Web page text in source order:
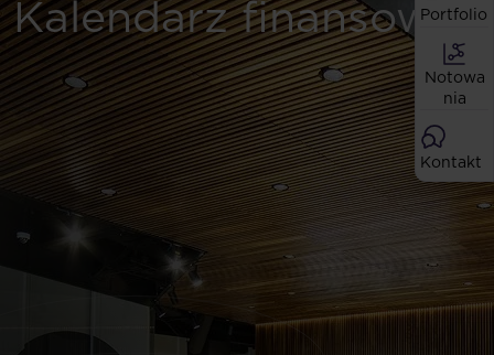
Kalendarz finansowy
Portfolio
Notowa
nia
Kontakt